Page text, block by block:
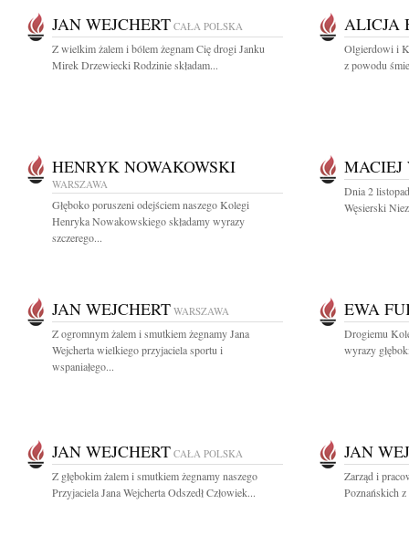
JAN WEJCHERT CAŁA POLSKA
Z wielkim żalem i bólem żegnam Cię drogi Janku
Mirek Drzewiecki Rodzinie składam...
ALICJA
Olgierdowi i
z powodu
HENRYK NOWAKOWSKI
WARSZAWA
Głęboko poruszeni odejściem naszego Kolegi
Henryka Nowakowskiego składamy wyrazy
szczerego...
MACIEJ
Dnia 2
Węsierski
JAN WEJCHERT WARSZAWA
Z ogromnym żalem i smutkiem żegnamy Jana
Wejcherta wielkiego przyjaciela sportu i
wspaniałego...
EWA
Drogiemu
wyrazy
JAN WEJCHERT CAŁA POLSKA
Z głębokim żalem i smutkiem żegnamy naszego
Przyjaciela Jana Wejcherta Odszedł Człowiek...
JAN
Zarząd i
Poznańskich